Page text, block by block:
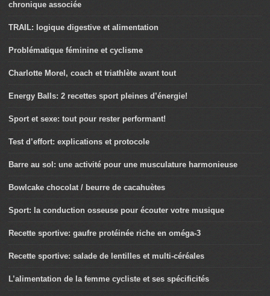
chronique associée
TRAIL: logique digestive et alimentation
Problématique féminine et cyclisme
Charlotte Morel, coach et triathlète avant tout
Energy Balls: 2 recettes sport pleines d’énergie!
Sport et sexe: tout pour rester performant!
Test d’effort: explications et protocole
Barre au sol: une activité pour une musculature harmonieuse
Bowlcake chocolat / beurre de cacahuètes
Sport: la conduction osseuse pour écouter votre musique
Recette sportive: gaufre protéinée riche en oméga-3
Recette sportive: salade de lentilles et multi-céréales
L’alimentation de la femme cycliste et ses spécificités